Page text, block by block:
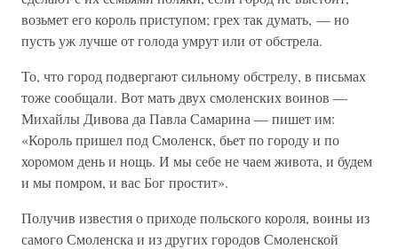
возьмет его король приступом; грех так думать, — но
пусть уж лучше от голода умрут или от обстрела.
То, что город подвергают сильному обстрелу, в письмах
тоже сообщали. Вот мать двух смоленских воинов —
Михайлы Дивова да Павла Самарина — пишет им:
«Король пришел под Смоленск, бьет по городу и по
хоромом день и нощь. И мы себе не чаем живота, и будем
и мы помром, и вас Бог простит».
Получив известия о приходе польского короля, воины из
самого Смоленска и из других городов Смоленской